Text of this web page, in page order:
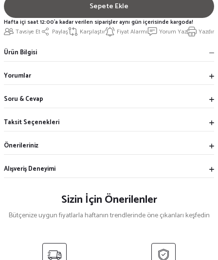
Sepete Ekle
Tavsiye Et Paylaş Karşılaştır Fiyat Alarmı Yorum Yaz Yazdır
Hafta içi saat 12:00'a kadar verilen siparişler aynı gün içerisinde kargoda!
Ürün Bilgisi
Yorumlar
Soru & Cevap
Taksit Seçenekleri
Önerileriniz
Alışveriş Deneyimi
Sizin İçin Önerilenler
Bütçenize uygun fiyatlarla haftanın trendlerinde öne çıkanları keşfedin
Bottega Veneta Bv1177S Siyah Cat Eye Kadın Güneş Gözlüğü